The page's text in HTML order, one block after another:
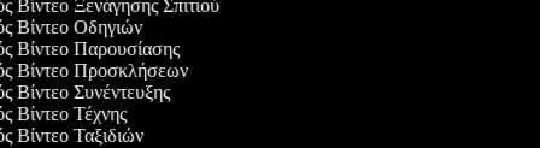
Βίντεο Ξενάγησης Σπιτιού
Βίντεο Οδηγιών
Βίντεο Παρουσίασης
Βίντεο Προσκλήσεων
Βίντεο Συνέντευξης
Βίντεο Τέχνης
Βίντεο Ταξιδιών